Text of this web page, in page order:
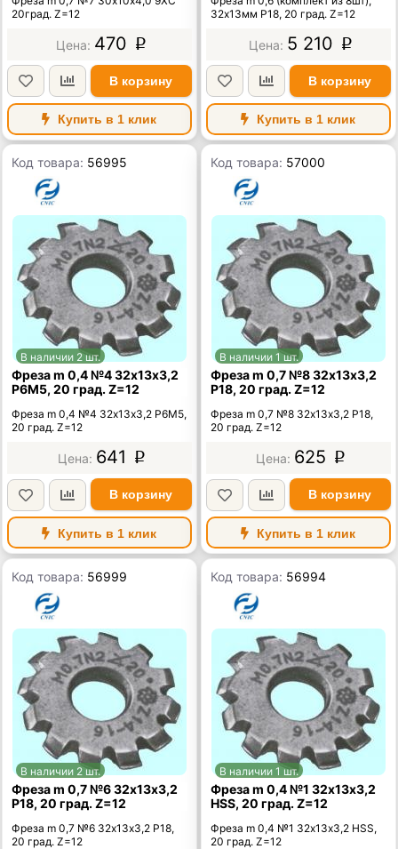
20град. Z=12
470 p
В корзину
Купить в 1 клик
32х13мм Р18, 20 град. Z=12
5 210 p
В корзину
Купить в 1 клик
Код товара: 56995
В наличии 2 шт.
Фреза m 0,4 №4 32х13х3,2
Р6М5, 20 град. Z=12
Фреза m 0,4 №4 32х13х3,2 Р6М5,
20 град. Z=12
641 p
В корзину
Купить в 1 клик
Код товара: 57000
В наличии 1 шт.
Фреза m 0,7 №8 32х13х3,2
Р18, 20 град. Z=12
Фреза m 0,7 №8 32х13х3,2 Р18,
20 град. Z=12
625 p
В корзину
Купить в 1 клик
Код товара: 56999
В наличии 2 шт.
Фреза m 0,7 №6 32х13х3,2
Р18, 20 град. Z=12
Фреза m 0,7 №6 32х13х3,2 Р18,
20 град. Z=12
Код товара: 56994
В наличии 1 шт.
Фреза m 0,4 №1 32х13х3,2
HSS, 20 град. Z=12
Фреза m 0,4 №1 32х13х3,2 HSS,
20 град. Z=12